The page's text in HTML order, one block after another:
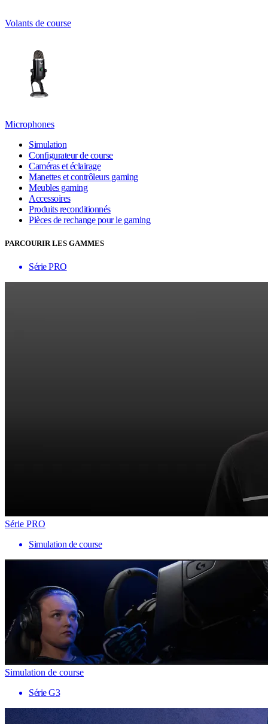
Volants de course
Microphones
Simulation
Configurateur de course
Caméras et éclairage
Manettes et contrôleurs gaming
Meubles gaming
Accessoires
Produits reconditionnés
Pièces de rechange pour le gaming
PARCOURIR LES GAMMES
Série PRO
Série PRO
Simulation de course
Simulation de course
Série G3